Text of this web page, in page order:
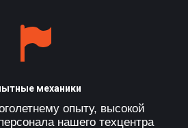
механики
опыту, высокой
нашего техцентра